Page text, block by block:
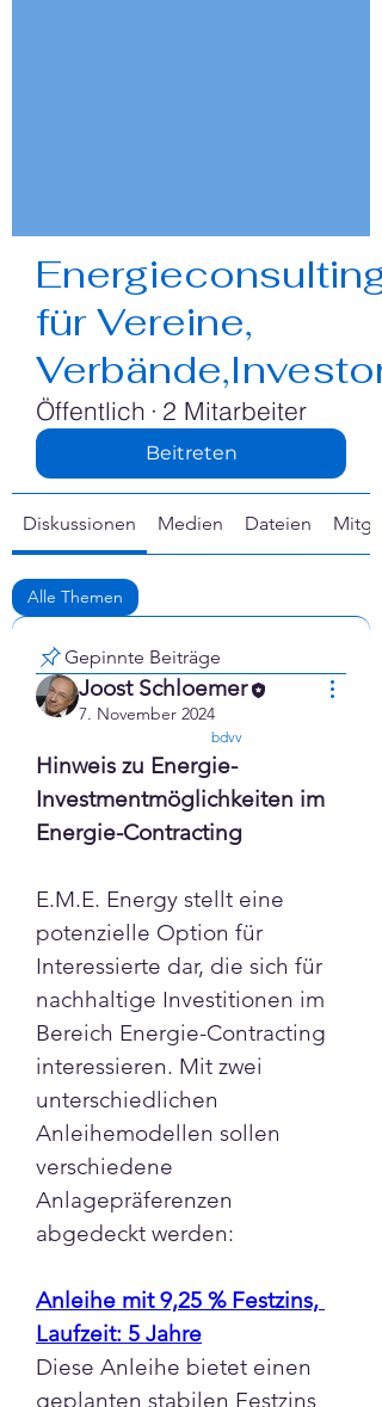
Energieconsulting
für Vereine,
Öffentlich · 2 Mitarbeiter
Beitreten
Diskussionen Medien Dateien
Alle Themen
Gepinnte Beiträge
Joost Schloemer
7. November 2024
bdvv
Hinweis zu Energie-
Investmentmöglichkeiten im
Energie-Contracting
E.M.E. Energy stellt eine
potenzielle Option für
Interessierte dar, die sich für
nachhaltige Investitionen im
Bereich Energie-Contracting
interessieren. Mit zwei
unterschiedlichen
Anleihemodellen sollen
verschiedene
Anlagepräferenzen
abgedeckt werden:
Anleihe mit 9,25 % Festzins,
Laufzeit: 5 Jahre
Diese Anleihe bietet einen
geplanten stabilen Festzins